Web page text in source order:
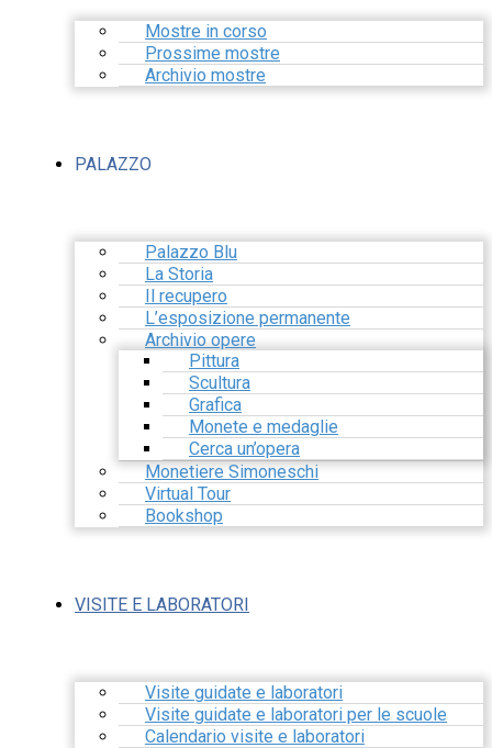
Mostre in corso
Prossime mostre
Archivio mostre
PALAZZO
Palazzo Blu
La Storia
Il recupero
L’esposizione permanente
Archivio opere
Pittura
Scultura
Grafica
Monete e medaglie
Cerca un’opera
Monetiere Simoneschi
Virtual Tour
Bookshop
VISITE E LABORATORI
Visite guidate e laboratori
Visite guidate e laboratori per le scuole
Calendario visite e laboratori